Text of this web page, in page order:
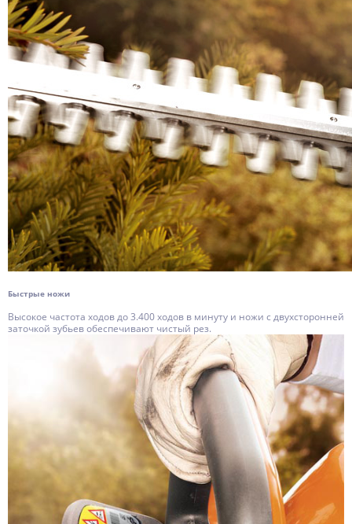
Быстрые ножи
Высокое частота ходов до 3.400 ходов в минуту и ножи с двухсторонней
заточкой зубьев обеспечивают чистый рез.